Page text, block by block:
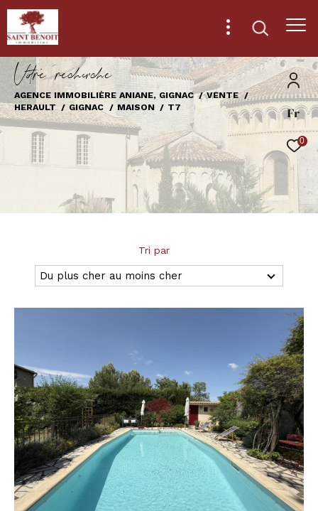
Fr
0
Vore recece
AGENCE IMMOBILIÈRE ANIANE, GIGNAC
VENTE
HERAULT
GIGNAC MAISON T7
Tri par
Du plus cher au moins cher
Effectuer une recherche
et trouver le bien qui correspond à vos
critères
d'offre
Vente
bien
Surface
Surface
Pièces
Pièces
Référence